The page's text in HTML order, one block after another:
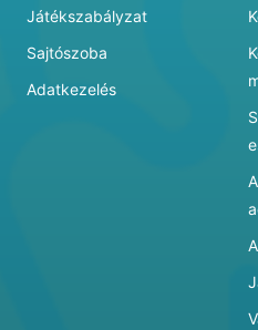
Játékszabályzat
Sajtószoba
Adatkezelés